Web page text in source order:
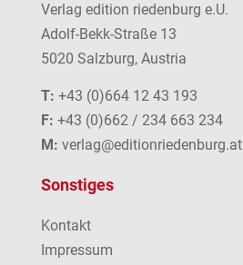
Verlag edition riedenburg e.U.
Adolf-Bekk-Straße 13
5020 Salzburg, Austria
T: +43 (0)664 12 43 193
F: +43 (0)662 / 234 663 234
M: verlag@editionriedenburg.at
Sonstiges
Kontakt
Impressum